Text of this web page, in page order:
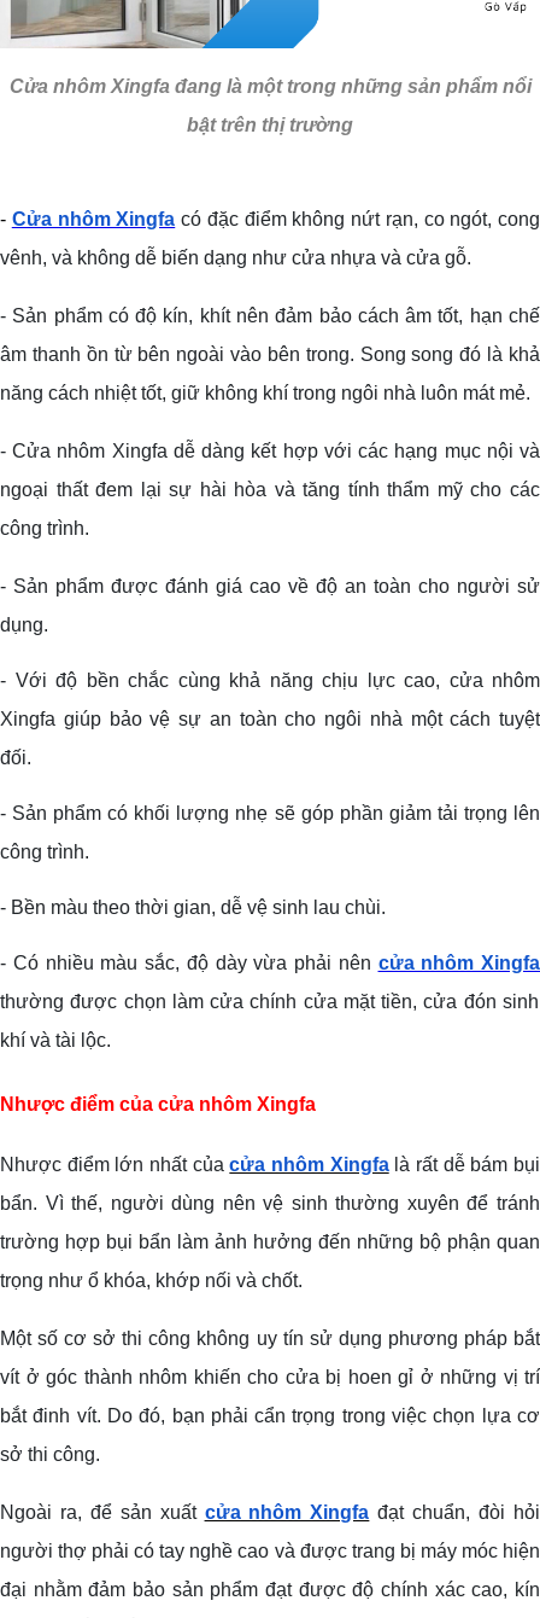
Cửa nhôm Xingfa đang là một trong những sản phẩm nổi
bật trên thị trường
- Cửa nhôm Xingfa có đặc điểm không nứt rạn, co ngót, cong
vênh, và không dễ biến dạng như cửa nhựa và cửa gỗ.
- Sản phẩm có độ kín, khít nên đảm bảo cách âm tốt, hạn chế
âm thanh ồn từ bên ngoài vào bên trong. Song song đó là khả
năng cách nhiệt tốt, giữ không khí trong ngôi nhà luôn mát mẻ.
- Cửa nhôm Xingfa dễ dàng kết hợp với các hạng mục nội và
ngoại thất đem lại sự hài hòa và tăng tính thẩm mỹ cho các
công trình.
- Sản phẩm được đánh giá cao về độ an toàn cho người sử
dụng.
- Với độ bền chắc cùng khả năng chịu lực cao, cửa nhôm
Xingfa giúp bảo vệ sự an toàn cho ngôi nhà một cách tuyệt
đối.
- Sản phẩm có khối lượng nhẹ sẽ góp phần giảm tải trọng lên
công trình.
- Bền màu theo thời gian, dễ vệ sinh lau chùi.
- Có nhiều màu sắc, độ dày vừa phải nên cửa nhôm Xingfa
thường được chọn làm cửa chính cửa mặt tiền, cửa đón sinh
khí và tài lộc.
Nhược điểm của cửa nhôm Xingfa
Nhược điểm lớn nhất củacửa nhôm Xingfalà rất dễ bám bụi
bẩn. Vì thế, người dùng nên vệ sinh thường xuyên để tránh
trường hợp bụi bẩn làm ảnh hưởng đến những bộ phận quan
trọng như ổ khóa, khớp nối và chốt.
Một số cơ sở thi công không uy tín sử dụng phương pháp bắt
vít ở góc thành nhôm khiến cho cửa bị hoen gỉ ở những vị trí
bắt đinh vít. Do đó, bạn phải cẩn trọng trong việc chọn lựa cơ
sở thi công.
Ngoài ra, để sản xuất cửa nhôm Xingfa đạt chuẩn, đòi hỏi
người thợ phải có tay nghề cao và được trang bị máy móc hiện
đại nhằm đảm bảo sản phẩm đạt được độ chính xác cao, kín